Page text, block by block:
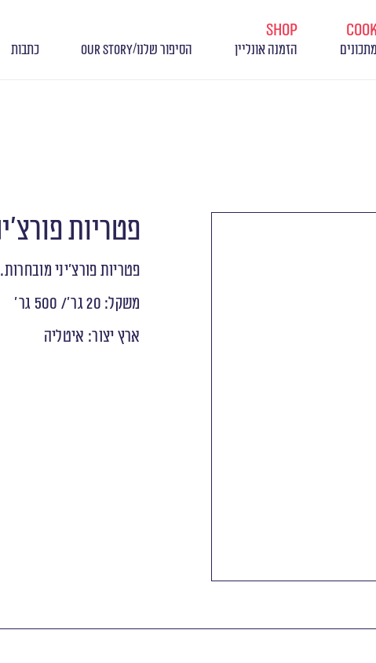
cook
מתכונים
shop
הזמנה אונליין הסיפור שלנו/
OUR STORY כתבות
פטריות
פטריות פורצ’יני מובחרות.
משקל: 20 גר'/ 500 גר׳
ארץ יצור: איטליה